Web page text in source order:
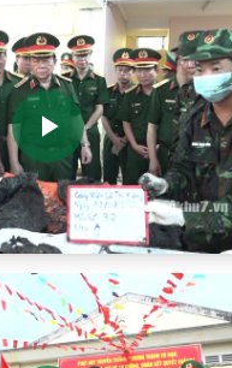
Play
Video